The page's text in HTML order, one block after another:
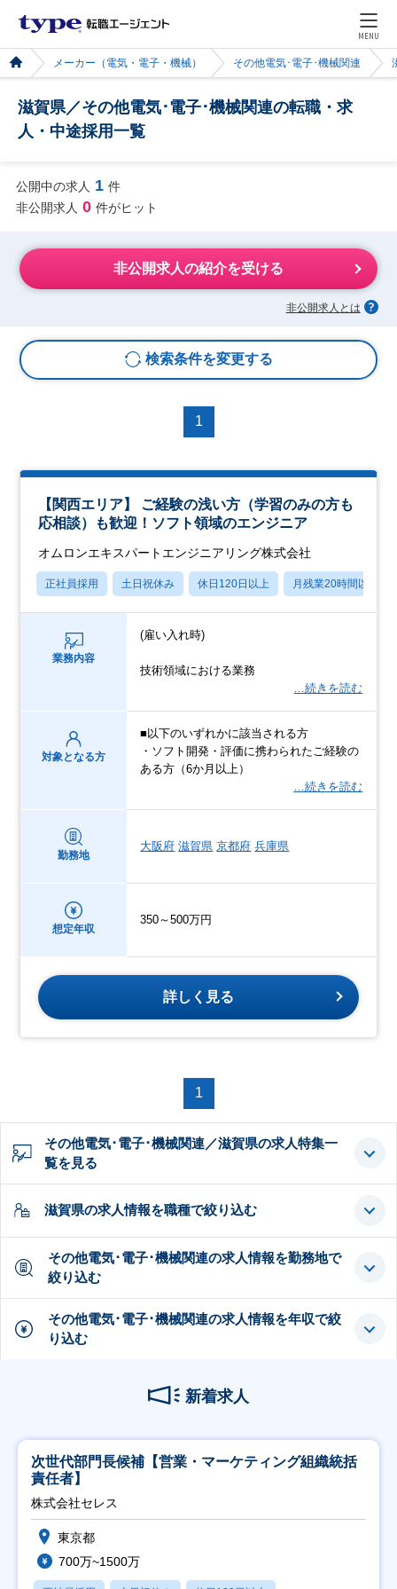
MENU
メーカー（電気・電子・機械） その他電気･電子･機械関連
滋賀県／その他電気･電子･機械関連の転職・求
人・中途採用一覧
公開中の求人 1 件
非公開求人 0 件がヒット
非公開求人の紹介を受ける
非公開求人とは
検索条件を変更する
1
【関西エリア】 ご経験の浅い方（学習のみの方も
応相談）も歓迎！ソフト領域のエンジニア
オムロンエキスパートエンジニアリング株式会社
正社員採用 土日祝休み 休日120日以上 月残業20時間以内
業務内容
(雇い入れ時)
技術領域における業務
…続きを読む
対象となる方
■以下のいずれかに該当される方
・ソフト開発・評価に携わられたご経験の
ある方（6か月以上）
…続きを読む
勤務地
大阪府 滋賀県 京都府 兵庫県
想定年収
350～500万円
詳しく見る
1
その他電気･電子･機械関連／滋賀県の求人特集一
覧を見る
滋賀県の求人情報を職種で絞り込む
その他電気･電子･機械関連の求人情報を勤務地で
絞り込む
その他電気･電子･機械関連の求人情報を年収で絞
り込む
新着求人
次世代部門長候補【営業・マーケティング組織統括
責任者】
株式会社セレス
東京都
700万~1500万